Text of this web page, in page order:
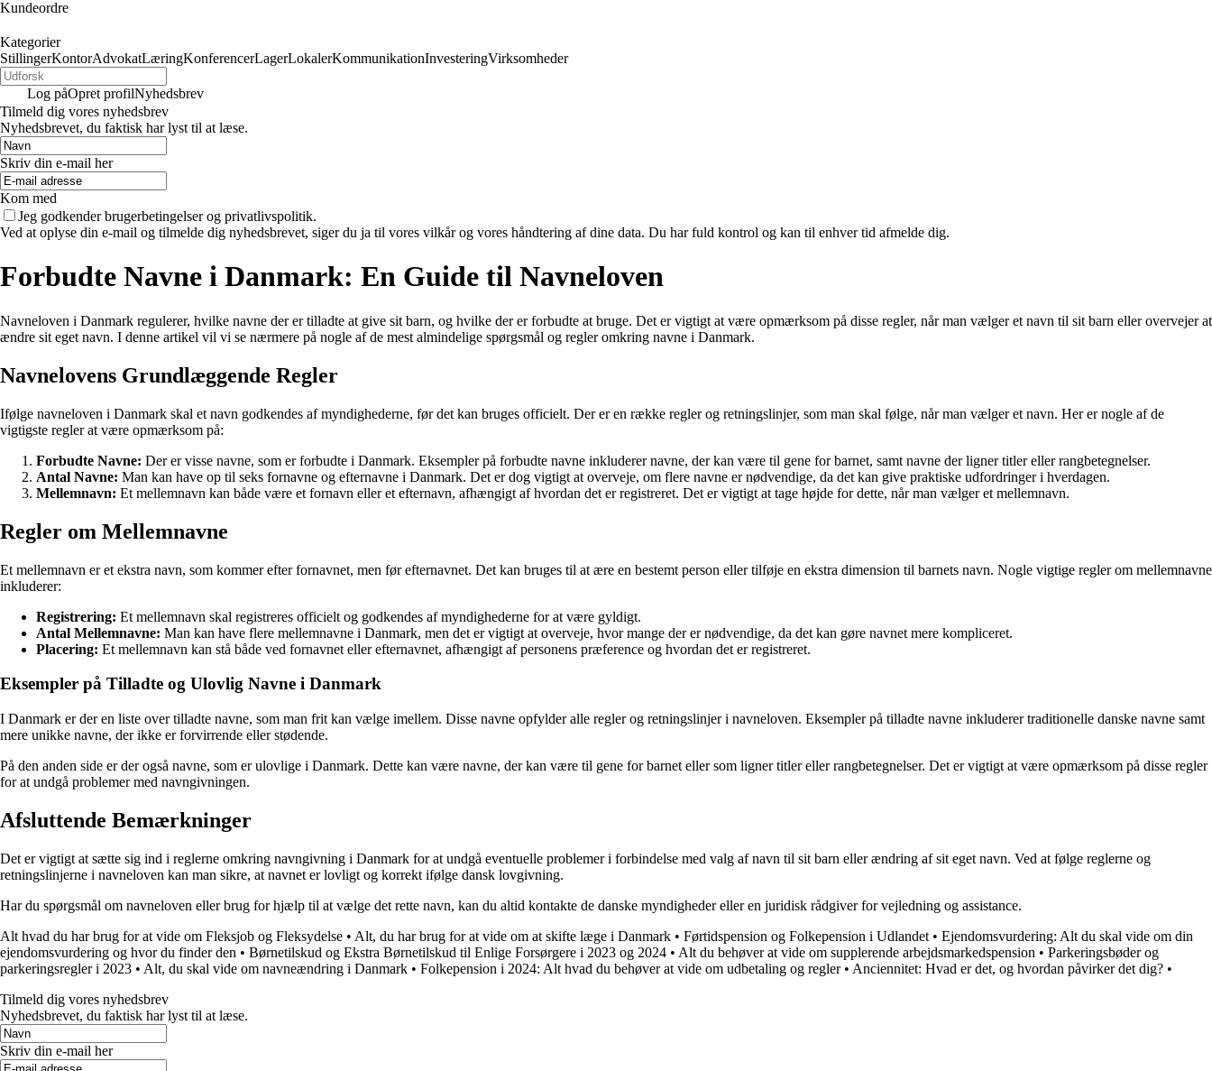
Kundeordre
Kategorier
StillingerKontorAdvokatLæringKonferencerLagerLokalerKommunikationInvesteringVirksomheder
Log påOpret profilNyhedsbrev
Tilmeld dig vores nyhedsbrev
Nyhedsbrevet, du faktisk har lyst til at læse.
Skriv din e-mail her
Kom med
Jeg godkender brugerbetingelser og privatlivspolitik.
Ved at oplyse din e-mail og tilmelde dig nyhedsbrevet, siger du ja til vores vilkår og vores håndtering af dine data. Du har fuld kontrol og kan til enhver tid afmelde dig.
Forbudte Navne i Danmark: En Guide til Navneloven
Navneloven i Danmark regulerer, hvilke navne der er tilladte at give sit barn, og hvilke der er forbudte at bruge. Det er vigtigt at være opmærksom på disse regler, når man vælger et navn til sit barn eller overvejer at
ændre sit eget navn. I denne artikel vil vi se nærmere på nogle af de mest almindelige spørgsmål og regler omkring navne i Danmark.
Navnelovens Grundlæggende Regler
Ifølge navneloven i Danmark skal et navn godkendes af myndighederne, før det kan bruges officielt. Der er en række regler og retningslinjer, som man skal følge, når man vælger et navn. Her er nogle af de
vigtigste regler at være opmærksom på:
Forbudte Navne: Der er visse navne, som er forbudte i Danmark. Eksempler på forbudte navne inkluderer navne, der kan være til gene for barnet, samt navne der ligner titler eller rangbetegnelser.
Antal Navne: Man kan have op til seks fornavne og efternavne i Danmark. Det er dog vigtigt at overveje, om flere navne er nødvendige, da det kan give praktiske udfordringer i hverdagen.
Mellemnavn: Et mellemnavn kan både være et fornavn eller et efternavn, afhængigt af hvordan det er registreret. Det er vigtigt at tage højde for dette, når man vælger et mellemnavn.
Regler om Mellemnavne
Et mellemnavn er et ekstra navn, som kommer efter fornavnet, men før efternavnet. Det kan bruges til at ære en bestemt person eller tilføje en ekstra dimension til barnets navn. Nogle vigtige regler om mellemnavne
inkluderer:
Registrering: Et mellemnavn skal registreres officielt og godkendes af myndighederne for at være gyldigt.
Antal Mellemnavne: Man kan have flere mellemnavne i Danmark, men det er vigtigt at overveje, hvor mange der er nødvendige, da det kan gøre navnet mere kompliceret.
Placering: Et mellemnavn kan stå både ved fornavnet eller efternavnet, afhængigt af personens præference og hvordan det er registreret.
Eksempler på Tilladte og Ulovlig Navne i Danmark
I Danmark er der en liste over tilladte navne, som man frit kan vælge imellem. Disse navne opfylder alle regler og retningslinjer i navneloven. Eksempler på tilladte navne inkluderer traditionelle danske navne samt
mere unikke navne, der ikke er forvirrende eller stødende.
På den anden side er der også navne, som er ulovlige i Danmark. Dette kan være navne, der kan være til gene for barnet eller som ligner titler eller rangbetegnelser. Det er vigtigt at være opmærksom på disse regler
for at undgå problemer med navngivningen.
Afsluttende Bemærkninger
Det er vigtigt at sætte sig ind i reglerne omkring navngivning i Danmark for at undgå eventuelle problemer i forbindelse med valg af navn til sit barn eller ændring af sit eget navn. Ved at følge reglerne og
retningslinjerne i navneloven kan man sikre, at navnet er lovligt og korrekt ifølge dansk lovgivning.
Har du spørgsmål om navneloven eller brug for hjælp til at vælge det rette navn, kan du altid kontakte de danske myndigheder eller en juridisk rådgiver for vejledning og assistance.
Alt hvad du har brug for at vide om Fleksjob og Fleksydelse • Alt, du har brug for at vide om at skifte læge i Danmark • Førtidspension og Folkepension i Udlandet • Ejendomsvurdering: Alt du skal vide om din
ejendomsvurdering og hvor du finder den • Børnetilskud og Ekstra Børnetilskud til Enlige Forsørgere i 2023 og 2024 • Alt du behøver at vide om supplerende arbejdsmarkedspension • Parkeringsbøder og
parkeringsregler i 2023 • Alt, du skal vide om navneændring i Danmark • Folkepension i 2024: Alt hvad du behøver at vide om udbetaling og regler• Anciennitet: Hvad er det, og hvordan påvirker det dig? •
Tilmeld dig vores nyhedsbrev
Nyhedsbrevet, du faktisk har lyst til at læse.
Skriv din e-mail her